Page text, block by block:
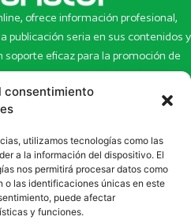
consentimiento
utilizamos tecnologías como las
a la información del dispositivo. El
nos permitirá procesar datos como
o las identificaciones únicas en este
puede afectar
y funciones.
ofrece información profesional,
publicación seria en sus contenidos y
eficaz para la promoción de
Artículos
Escaparate
Enlaces de interés